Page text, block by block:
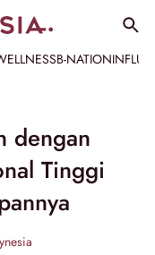
B-NATION
dengan
Tinggi